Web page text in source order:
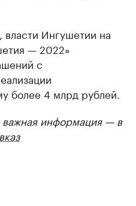
, власти Ингушетии на
— 2022»
с
более 4 млрд рублей.
информация — в